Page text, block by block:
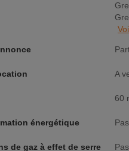
A
60
énergétique
de gaz à effet de serre